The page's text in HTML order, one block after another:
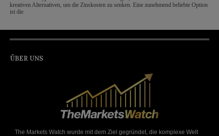
kreativen Alternativen, um die Zinskosten zu senken. Eine zunehmend beliebte Option
ist die
ÜBER UNS
The Markets Watch wurde mit dem Ziel gegründet, die komplexe Welt